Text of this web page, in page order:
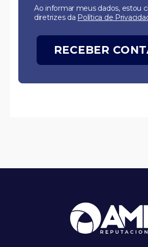
Ao informar meus dados, estou
diretrizes da Política de
RECEBER